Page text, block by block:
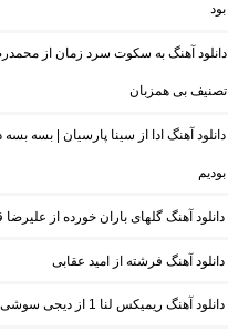
بود
دانلود آهنگ به سکوت سرد زمان از
تصنیف بی همزبان
دانلود آهنگ ادا از سینا پارسیان | بسه بسه
بودیم
دانلود آهنگ گلهای باران خورده از علیرضا
دانلود آهنگ فرشته از امید عقابی
دانلود آهنگ ریمیکس لنا 1 از دیجی سوشی